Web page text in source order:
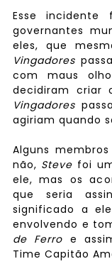
Esse
governantes
eles, que
Vingadores
com maus
decidiram criar
Vingadores
agiriam quando
Alguns
não, Steve foi
ele, mas os
que seria
significado a
envolvendo e
de Ferro e
Time Capitão